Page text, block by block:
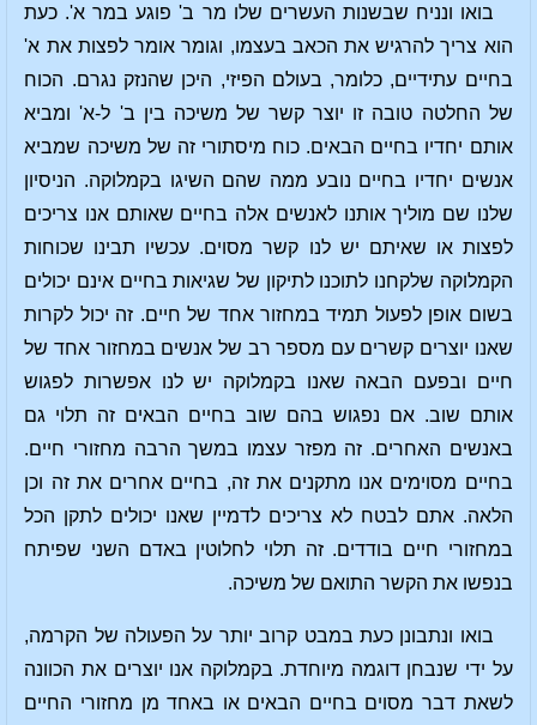
בואו ונניח שבשנות העשרים שלו מר ב' פוגע במר א'. כעת
הוא צריך להרגיש את הכאב בעצמו, וגומר אומר לפצות את א'
בחיים עתידיים, כלומר, בעולם הפיזי, היכן שהנזק נגרם. הכוח
של החלטה טובה זו יוצר קשר של משיכה בין ב' ל-א' ומביא
אותם יחדיו בחיים הבאים. כוח מיסתורי זה של משיכה שמביא
אנשים יחדיו בחיים נובע ממה שהם השיגו בקמלוקה. הניסיון
שלנו שם מוליך אותנו לאנשים אלה בחיים שאותם אנו צריכים
לפצות או שאיתם יש לנו קשר מסוים. עכשיו תבינו שכוחות
הקמלוקה שלקחנו לתוכנו לתיקון של שגיאות בחיים אינם יכולים
בשום אופן לפעול תמיד במחזור אחד של חיים. זה יכול לקרות
שאנו יוצרים קשרים עם מספר רב של אנשים במחזור אחד של
חיים ובפעם הבאה שאנו בקמלוקה יש לנו אפשרות לפגוש
אותם שוב. אם נפגוש בהם שוב בחיים הבאים זה תלוי גם
באנשים האחרים. זה מפזר עצמו במשך הרבה מחזורי חיים.
בחיים מסוימים אנו מתקנים את זה, בחיים אחרים את זה וכן
הלאה. אתם לבטח לא צריכים לדמיין שאנו יכולים לתקן הכל
במחזורי חיים בודדים. זה תלוי לחלוטין באדם השני שפיתח
בנפשו את הקשר התואם של משיכה.
בואו ונתבונן כעת במבט קרוב יותר על הפעולה של הקרמה,
על ידי שנבחן דוגמה מיוחדת. בקמלוקה אנו יוצרים את הכוונה
לשאת דבר מסוים בחיים הבאים או באחד מן מחזורי החיים